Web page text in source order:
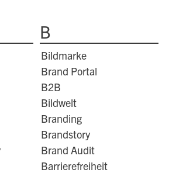
B
Bildmarke
Brand Portal
B2B
Bildwelt
Branding
Brandstory
Brand Audit
Barrierefreiheit